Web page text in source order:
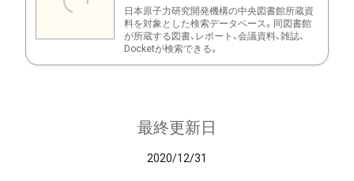
日本原子力研究開発機構の中央図書館所蔵資
料を対象とした検索データベース。同図書館
が所蔵する図書、レポート、会議資料、雑誌、
Docketが検索できる。
最終更新日
2020/12/31